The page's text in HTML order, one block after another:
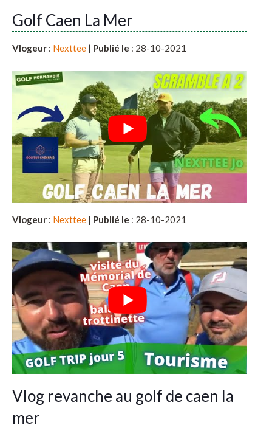
Golf Caen La Mer
Vlogeur : Nexttee | Publié le : 28-10-2021
Vlogeur : Nexttee | Publié le : 28-10-2021
Vlog revanche au golf de caen la
mer